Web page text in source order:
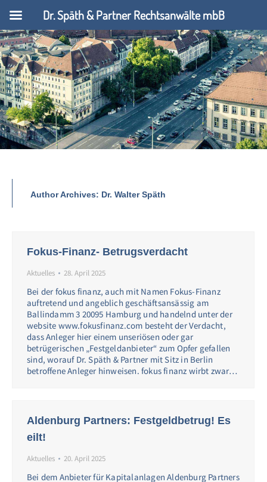
Author Archives: Dr. Walter Späth
Fokus-Finanz- Betrugsverdacht
Aktuelles 28. April 2025
Bei der fokus finanz, auch mit Namen Fokus-Finanz
auftretend und angeblich geschäftsansässig am
Ballindamm 3 20095 Hamburg und handelnd unter der
website www.fokusfinanz.com besteht der Verdacht,
dass Anleger hier einem unseriösen oder gar
betrügerischen „Festgeldanbieter“ zum Opfer gefallen
sind, worauf Dr. Späth & Partner mit Sitz in Berlin
betroffene Anleger hinweisen. fokus finanz wirbt zwar…
Aldenburg Partners: Festgeldbetrug! Es
eilt!
Aktuelles 20. April 2025
Bei dem Anbieter für Kapitalanlagen Aldenburg Partners
Dr. Späth & Partner Rechtsanwälte mbB